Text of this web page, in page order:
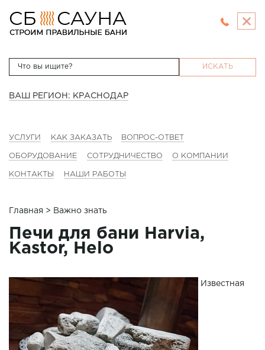
ИСКАТЬ
ВАШ РЕГИОН: КРАСНОДАР
УСЛУГИ КАК ЗАКАЗАТЬ ВОПРОС-ОТВЕТ
ОБОРУДОВАНИЕ СОТРУДНИЧЕСТВО О КОМПАНИИ
КОНТАКТЫ НАШИ РАБОТЫ
Главная > Важно знать
Печи для бани Harvia,
Kastor, Helo
Известная